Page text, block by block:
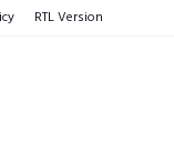
RTL Version